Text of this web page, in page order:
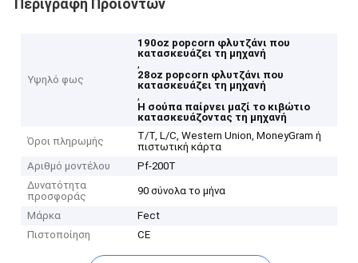
Περιγραφή Προϊόντων
Υψηλό φως
190oz popcorn φλυτζάνι που
κατασκευάζει τη μηχανή
,
28oz popcorn φλυτζάνι που
κατασκευάζει τη μηχανή
,
Η σούπα παίρνει μαζί το κιβώτιο
κατασκευάζοντας τη μηχανή
Όροι πληρωμής
T/T, L/C, Western Union, MoneyGram ή
πιστωτική κάρτα
Αριθμό μοντέλου
Pf-200T
Δυνατότητα
προσφοράς
90 σύνολα το μήνα
Μάρκα
Fect
Πιστοποίηση
CE